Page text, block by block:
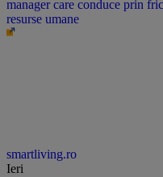
manager care conduce prin
resurse umane
smartliving.ro
Ieri